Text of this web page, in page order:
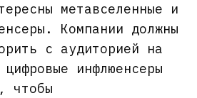
метавселенные и
Компании должны
с аудиторией на
инфлюенсеры
чтобы